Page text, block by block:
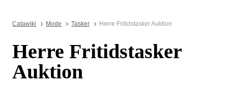
Catawiki Mode Tasker Herre Fritidstasker Auktion
Herre Fritidstasker
Auktion